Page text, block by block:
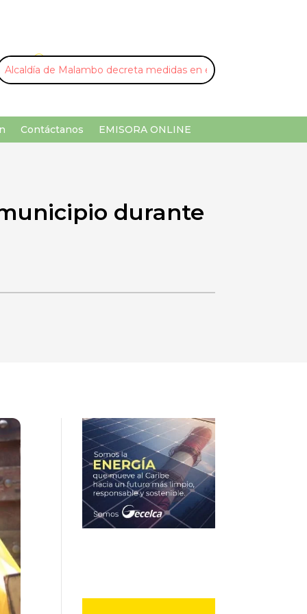
U ¡Buscar por palabra clave!
Contáctanos EMISORA ONLINE
durante